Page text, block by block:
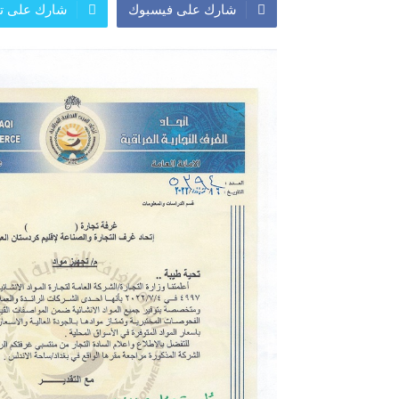
المعرض الدولي للاحذية
اعلان
النشرة الشهرية لاسعار
شارك على فيسبوك شارك على